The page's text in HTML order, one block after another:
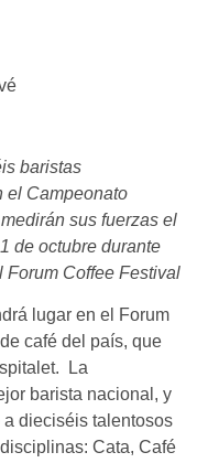
baristas
el Campeonato
sus fuerzas el
de octubre durante
Forum Coffee Festival
lugar en el Forum
café del país, que
La
barista nacional, y
dieciséis talentosos
Cata, Café